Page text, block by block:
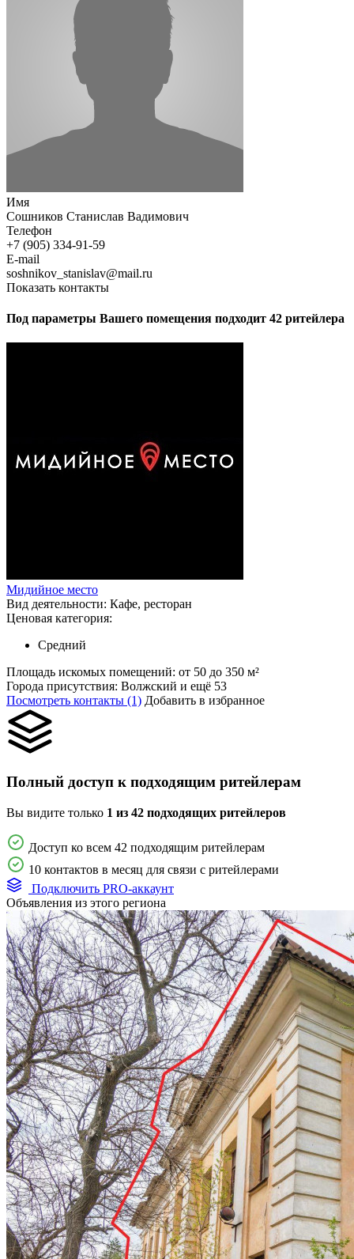
Имя
Сошников Станислав Вадимович
Телефон
+7 (905) 334-91-59
E-mail
soshnikov_stanislav@mail.ru
Показать контакты
Под параметры Вашего помещения подходит 42 ритейлера
Мидийное место
Вид деятельности: Кафе, ресторан
Ценовая категория:
Средний
Площадь искомых помещений: от 50 до 350 м²
Города присутствия: Волжский и ещё 53
Посмотреть контакты (1) Добавить в избранное
Полный доступ к подходящим ритейлерам
Вы видите только 1 из 42 подходящих ритейлеров
Доступ ко всем 42 подходящим ритейлерам
10 контактов в месяц для связи с ритейлерами
Подключить PRO-аккаунт
Объявления из этого региона